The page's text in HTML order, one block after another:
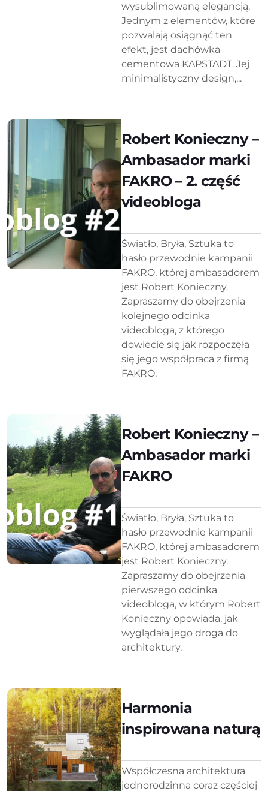
wysublimowaną elegancją.
Jednym z elementów, które
pozwalają osiągnąć ten
efekt, jest dachówka
cementowa KAPSTADT. Jej
minimalistyczny design,...
Robert Konieczny –
Ambasador marki
FAKRO – 2. część
videobloga
Światło, Bryła, Sztuka to
hasło przewodnie kampanii
FAKRO, której ambasadorem
jest Robert Konieczny.
Zapraszamy do obejrzenia
kolejnego odcinka
videobloga, z którego
dowiecie się jak rozpoczęła
się jego współpraca z firmą
FAKRO.
Robert Konieczny –
Ambasador marki
FAKRO
Światło, Bryła, Sztuka to
hasło przewodnie kampanii
FAKRO, której ambasadorem
jest Robert Konieczny.
Zapraszamy do obejrzenia
pierwszego odcinka
videobloga, w którym Robert
Konieczny opowiada, jak
wyglądała jego droga do
architektury.
Harmonia
inspirowana naturą
Współczesna architektura
jednorodzinna coraz częściej